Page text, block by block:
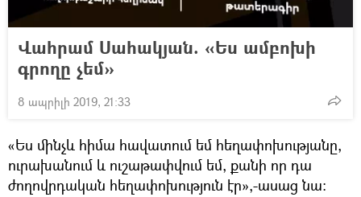
Վահրամ Սահակյան. «Ես ամբոխի
գրողը չեմ»
8 ապրիլի 2019, 21:33
«Ես մինչև հիմա հավատում եմ հեղափոխությանը,
ուրախանում և ուշաթափվում եմ, քանի որ դա
ժողովրդական հեղափոխություն էր»,-ասաց նա։